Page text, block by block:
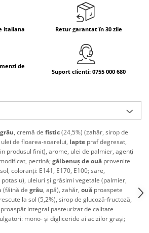
italiana Retur garantat în 30 zile
de
Suport clienti: 0755 000 680
grâu, cremă de fistic(24,5%) (zahăr, sirop de
de floarea-soarelui, lapte praf degresat,
produsul finit), arome, ulei de palmier, agenți
pectină; gălbenuș de ouă provenite
coloranți: E141, E170, E100; sare,
uleiuri și grăsimi vegetale (palmier,
(făină de grâu, apă), zahăr, ouă proaspete
la sol (5,2%), sirop de glucoză-fructoză,
proaspăt integral pasteurizat de calitate
mono- și digliceride ai acizilorgrași;